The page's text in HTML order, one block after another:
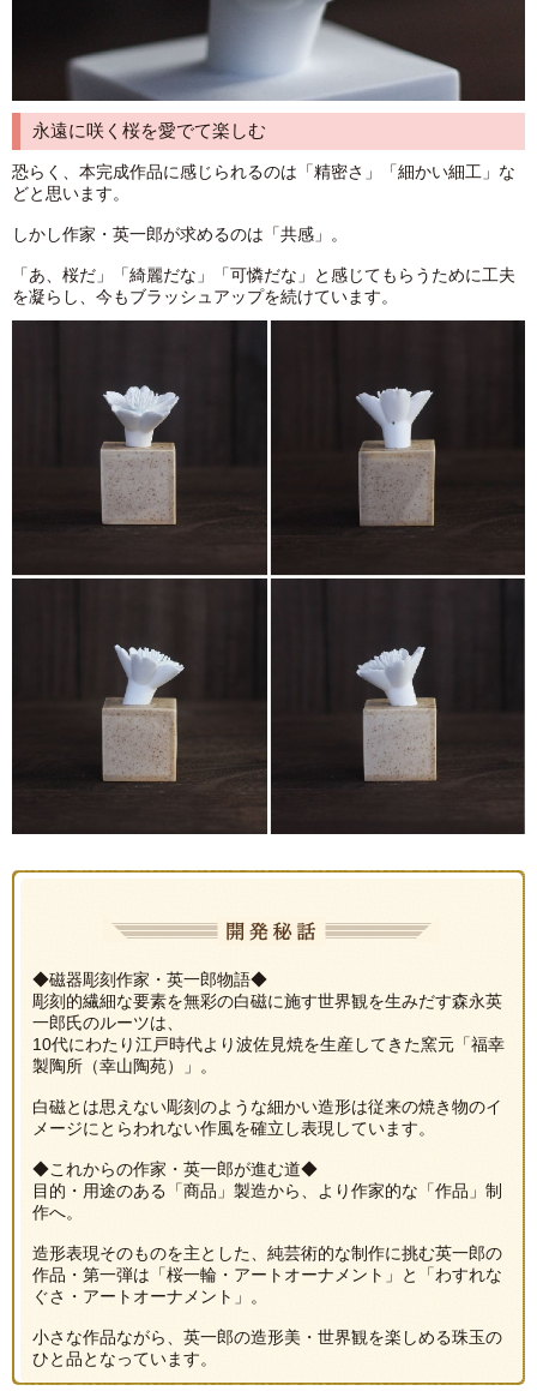
永遠に咲く桜を愛でて楽しむ
恐らく、本完成作品に感じられるのは「精密さ」「細かい細工」な
どと思います。
しかし作家・英一郎が求めるのは「共感」。
「あ、桜だ」「綺麗だな」「可憐だな」と感じてもらうために工夫
を凝らし、今もブラッシュアップを続けています。
◆磁器彫刻作家・英一郎物語◆
彫刻的繊細な要素を無彩の白磁に施す世界観を生みだす森永英
一郎氏のルーツは、
10代にわたり江戸時代より波佐見焼を生産してきた窯元「福幸
製陶所（幸山陶苑）」。
白磁とは思えない彫刻のような細かい造形は従来の焼き物のイ
メージにとらわれない作風を確立し表現しています。
◆これからの作家・英一郎が進む道◆
目的・用途のある「商品」製造から、より作家的な「作品」制
作へ。
造形表現そのものを主とした、純芸術的な制作に挑む英一郎の
作品・第一弾は「桜一輪・アートオーナメント」と「わすれな
ぐさ・アートオーナメント」。
小さな作品ながら、英一郎の造形美・世界観を楽しめる珠玉の
ひと品となっています。